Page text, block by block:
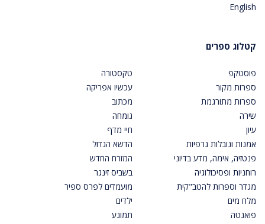
English
קטלוג ספרים
פוסטקפ
ספרות מקור
ספרות מתורגמת
שירה
עיון
אמנות ונובלות גרפיות
פנטזיה, אימה, מדע בדיוני
רוחניות ופסיכולוגיה
מגדר וספרות להטב"קית
מלח מים
פואנטה
טקסטורה
עכשיו אפריקה
מכתוב
גומחה
חיי מדף
הדשא הגדול
המזרח החדש
בשביס זינגר
מועמדים לפרס ספיר
ילדים
תמונע